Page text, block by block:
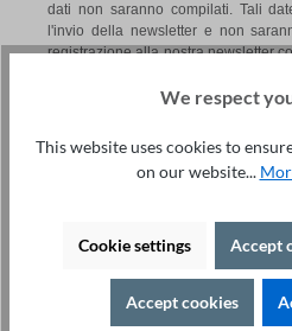
dati non saranno compilati. Tali
l'invio della newsletter e non
registrazione alla nostra newsletter
solo in caso di uso errato del tuo
conoscenza.
La vostra approvazione per il
disconfermato in ogni momento. Il
rispettivo link presente nella
inviando un messaggio agli indirizzi
Informativa sulla privacy per
We respect
This website uses cookies to
on our website...
Cookie settings Accept
Accept cookies